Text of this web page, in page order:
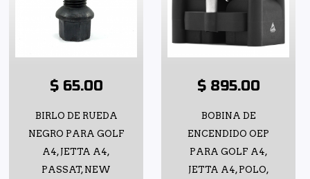
$ 65.00
BIRLO DE RUEDA
NEGRO PARA GOLF
A4, JETTA A4,
PASSAT, NEW
$ 895.00
BOBINA DE
ENCENDIDO OEP
PARA GOLF A4,
JETTA A4, POLO,